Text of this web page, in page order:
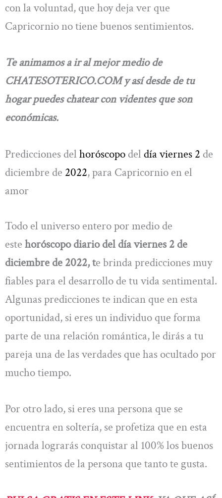
con la voluntad, que hoy deja ver que
Capricornio no tiene buenos sentimientos.
Te animamos a ir al mejor medio de
CHATESOTERICO.COM y así desde de tu
hogar puedes chatear con videntes que son
económicas.
Predicciones del horóscopo del día viernes 2 de
diciembre de 2022, para Capricornio en el
amor
Todo el universo entero por medio de
este horóscopo diario del día viernes 2 de
diciembre de 2022, te brinda predicciones muy
fiables para el desarrollo de tu vida sentimental.
Algunas predicciones te indican que en esta
oportunidad, si eres un individuo que forma
parte de una relación romántica, le dirás a tu
pareja una de las verdades que has ocultado por
mucho tiempo.
Por otro lado, si eres una persona que se
encuentra en soltería, se profetiza que en esta
jornada lograrás conquistar al 100% los buenos
sentimientos de la persona que tanto te gusta.